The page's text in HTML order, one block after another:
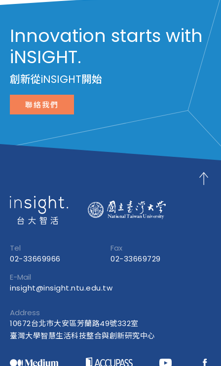
Innovation starts with
iNSIGHT.
創新從iNSIGHT開始
聯絡我們
Tel
02-33669966
Fax
02-33669729
E-Mail
insight@insight.ntu.edu.tw
Address
10672台北市大安區芳蘭路49號332室
臺灣大學智慧生活科技整合與創新研究中心